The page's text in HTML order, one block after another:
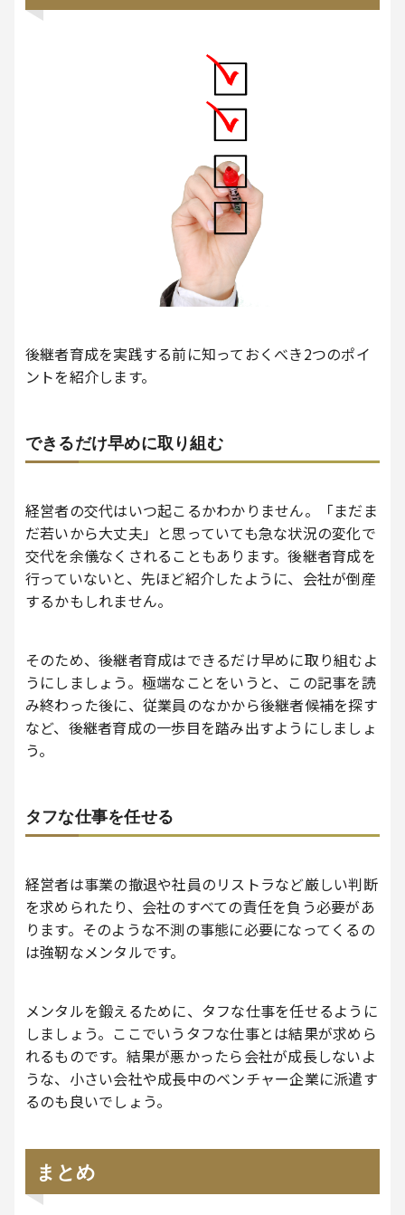
後継者育成を実践する前に知っておくべき2つのポイ
ントを紹介します。
できるだけ早めに取り組む
経営者の交代はいつ起こるかわかりません。「まだま
だ若いから大丈夫」と思っていても急な状況の変化で
交代を余儀なくされることもあります。後継者育成を
行っていないと、先ほど紹介したように、会社が倒産
するかもしれません。
そのため、後継者育成はできるだけ早めに取り組むよ
うにしましょう。極端なことをいうと、この記事を読
み終わった後に、従業員のなかから後継者候補を探す
など、後継者育成の一歩目を踏み出すようにしましょ
う。
タフな仕事を任せる
経営者は事業の撤退や社員のリストラなど厳しい判断
を求められたり、会社のすべての責任を負う必要があ
ります。そのような不測の事態に必要になってくるの
は強靭なメンタルです。
メンタルを鍛えるために、タフな仕事を任せるように
しましょう。ここでいうタフな仕事とは結果が求めら
れるものです。結果が悪かったら会社が成長しないよ
うな、小さい会社や成長中のベンチャー企業に派遣す
るのも良いでしょう。
まとめ